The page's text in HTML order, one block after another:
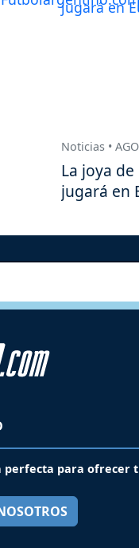
Noticias •
La joya
jugará en
perfecta para ofrecer